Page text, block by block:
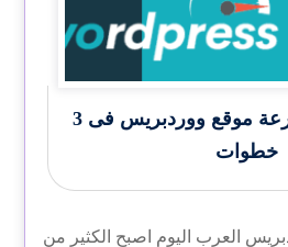
كيف تزيد من سرعة موقع ووردبريس فى 3
خطوات
العرب اليوم اصبح الكثير من